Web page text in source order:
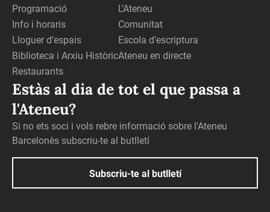
Programació
Info i horaris
Lloguer d’espais
Biblioteca i Arxiu Històric
Restaurants
L’Ateneu
Comunitat
Escola d’escriptura
Ateneu en directe
Estàs al dia de tot el que passa a
l'Ateneu?
Si no ets soci i vols rebre informació sobre l'Ateneu
Barcelonès subscriu-te al butlletí
Subscriu-te al butlletí